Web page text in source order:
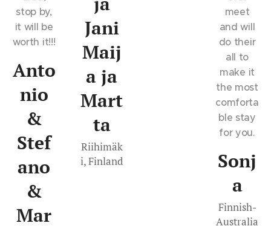
stop by,
it will be
worth it!!!
Anto
nio
&
Stef
ano
&
Mar
Jani
Maij
a ja
Mart
ta
Riihimäk
i, Finland
meet
and will
do their
all to
make it
the most
comforta
ble stay
for you.
Sonj
a
Finnish-
Australia